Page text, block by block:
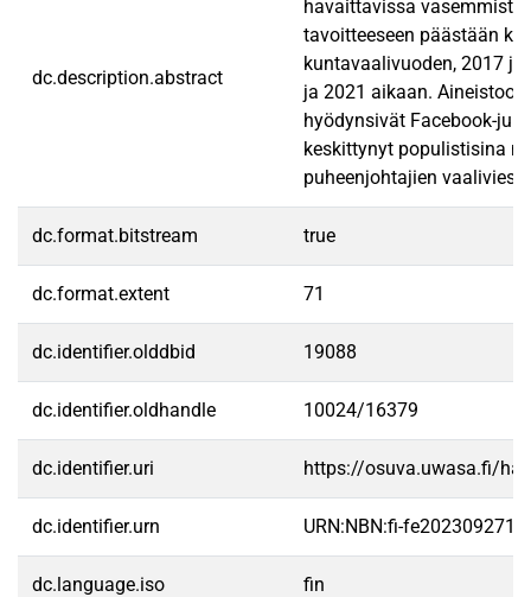
dc.description.abstract
havaittavissa
tavoitteeseen päästään
kuntavaalivuoden, 2017
ja 2021 aikaan.
hyödynsivät Facebook-
keskittynyt populistisina
puheenjohtajien
dc.format.bitstream true
dc.format.extent 71
dc.identifier.olddbid 19088
dc.identifier.oldhandle 10024/16379
dc.identifier.uri https://osuva.uwasa.fi/
dc.identifier.urn URN:NBN:fi-
dc.language.iso fin